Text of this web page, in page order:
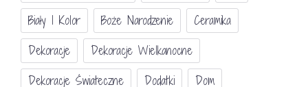
Biały I Kolor
Boże Narodzenie
Ceramika
Dekoracje
Dekoracje Wielkanocne
Dekoracje Świateczne
Dodatki
Dom